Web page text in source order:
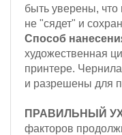
быть уверены, что
не "сядет" и
Способ
художественная
принтере.
и разрешены для
ПРАВИЛЬНЫЙ
факторов